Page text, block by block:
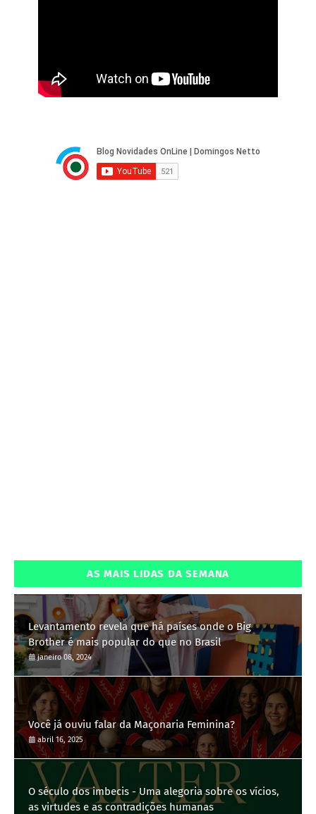
AS MAIS LIDAS DA SEMANA
Levantamento revela que há países onde o Big
Brother é mais popular do que no Brasil
janeiro 08, 2024
Você já ouviu falar da Maçonaria Feminina?
abril 16, 2025
O século dos imbecis - Uma alegoria sobre os vícios,
as virtudes e as contradições humanas